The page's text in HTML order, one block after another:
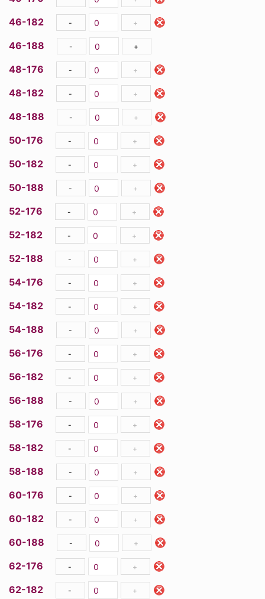
46-182 - +
46-188 - +
48-176 - +
48-182 - +
48-188 - +
50-176 - +
50-182 - +
50-188 - +
52-176 - +
52-182 - +
52-188 - +
54-176 - +
54-182 - +
54-188 - +
56-176 - +
56-182 - +
56-188 - +
58-176 - +
58-182 - +
58-188 - +
60-176 - +
60-182 - +
60-188 - +
62-176 - +
62-182 - +